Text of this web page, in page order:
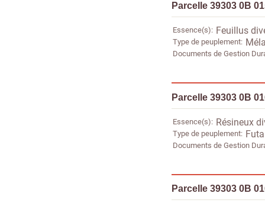
Parcelle 39303 0B
Essence(s) Feuillus
Type de peuplement
Documents de Gestion
Parcelle 39303 0B
Essence(s) Résineux
Type de peuplement
Documents de Gestion
Parcelle 39303 0B